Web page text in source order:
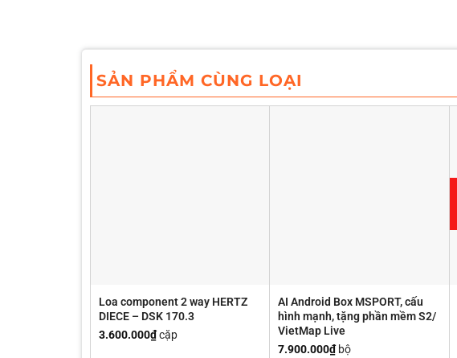
SẢN PHẨM CÙNG LOẠI
Loa component 2 way HERTZ
DIECE – DSK 170.3
3.600.000₫cặp
AI Android Box MSPORT, cấu
hình mạnh, tặng phần mềm S2/
VietMap Live
7.900.000₫bộ